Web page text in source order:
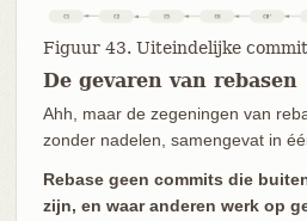
Figuur 43. Uiteindelijke
De gevaren van rebasen
Ahh, maar de zegeningen van
zonder nadelen, samengevat in
Rebase geen commits die
zijn, en waar anderen werk op